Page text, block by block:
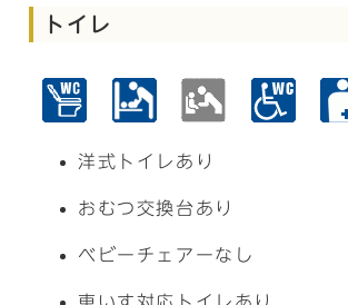
トイレ
洋式トイレあり
おむつ交換台あり
ベビーチェアーなし